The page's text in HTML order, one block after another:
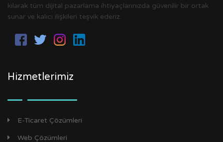
kılarak tüm dijital pazarlama ihtiyaçlarınızda güvenilir bir ortak
sunar ve kalıcı ilişkileri teşvik ederiz.
Hizmetlerimiz
E-Ticaret Çözümleri
Web Çözümleri